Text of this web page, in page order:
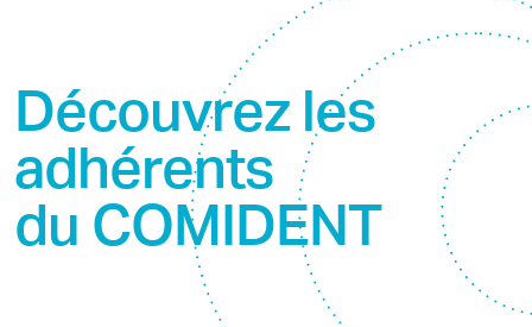
Découvrez les
adhérents
du COMIDENT